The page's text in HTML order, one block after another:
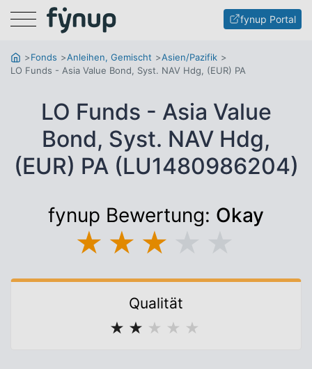
Menu fynup Portal
Fonds Anleihen, Gemischt
Asien/Pazifik
LO Funds - Asia Value Bond, Syst. NAV Hdg, (EUR) PA
LO Funds - Asia Value
Bond, Syst. NAV Hdg,
(EUR) PA (LU1480986204)
fynup Bewertung: Okay
★ ★ ★
Qualität
★ ★ ★ ★ ★